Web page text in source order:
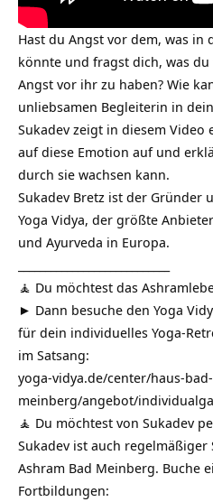
Hast du Angst vor dem, was in
könnte und fragst dich, was
Angst vor ihr zu haben? Wie
unliebsamen Begleiterin in
Sukadev zeigt in diesem
auf diese Emotion auf und
durch sie wachsen kann.
Sukadev Bretz ist der Gründer
Yoga Vidya, der größte
und Ayurveda in Europa.
🧘 Du möchtest das
► Dann besuche den Yoga
für dein individuelles Yoga-
im Satsang:
yoga-vidya.de/center/haus-bad-
meinberg/angebot/
🧘 Du möchtest von Sukadev
Sukadev ist auch regelmäßiger
Ashram Bad Meinberg. Buche
Fortbildungen: